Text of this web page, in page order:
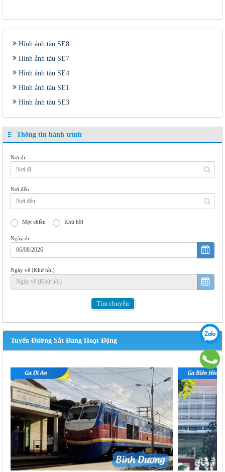
Hình ảnh tàu SE8
Hình ảnh tàu SE7
Hình ảnh tàu SE4
Hình ảnh tàu SE1
Hình ảnh tàu SE3
Thông tin hành trình
Nơi đi
Nơi đến
Một chiều Khứ hồi
Ngày đi
Ngày về (Khứ hồi)
Tìm chuyến
Tuyến Đường Sắt Đang Hoạt Động